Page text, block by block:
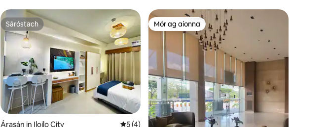
Sáróstach
Sáróstach
Árasán in Iloilo City Meánrátáil 5 as 5, 4 léirmheas
5 (4)
Mór ag aíonna
Mór ag aíonna